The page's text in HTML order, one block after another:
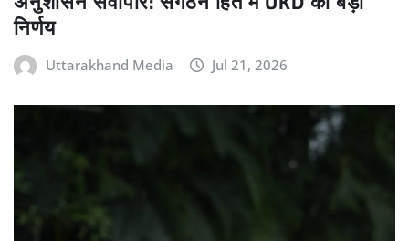
निर्णय
Uttarakhand Media Jul 21, 2026